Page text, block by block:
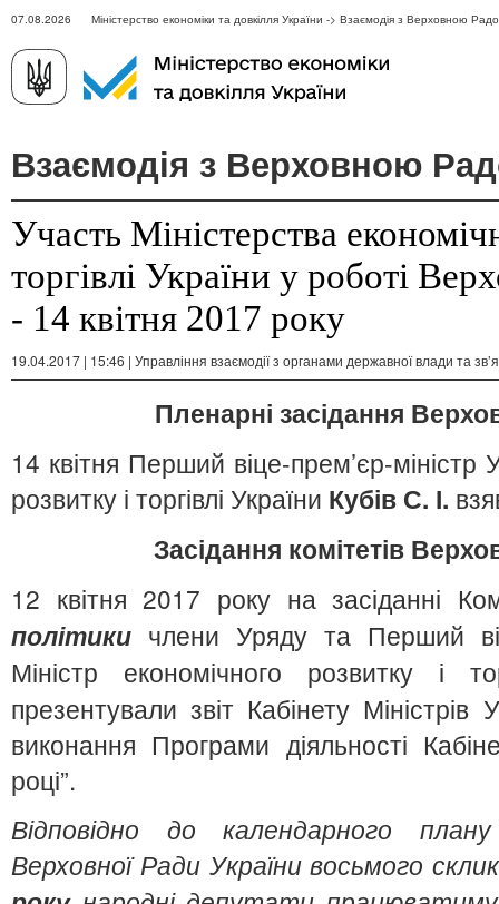
07.08.2026 Міністерство економіки та довкілля України -> Взаємодія з Верховною
Взаємодія з Верховною
Участь Міністерства
торгівлі України у роботі
- 14 квітня 2017 року
19.04.2017 | 15:46 | Управління взаємодії з органами державної влади та
Пленарні засідання
14 квітня Перший віце-прем’єр-міністр
розвитку і торгівлі України Кубів С. І.
Засідання комітетів
12 квітня 2017 року на засіданні
політики члени Уряду та Перший
Міністр економічного розвитку і
презентували звіт Кабінету Міністрів
виконання Програми діяльності
році”.
Відповідно до календарного
Верховної Ради України восьмого